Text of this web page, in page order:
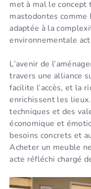
met à mal le concept
mastodontes comme
adaptée à la
environnementale
L’avenir de
travers une alliance
facilite l’accès, et la
enrichissent les
techniques et des
économique et
besoins concrets et
Acheter un meuble
acte réfléchi chargé